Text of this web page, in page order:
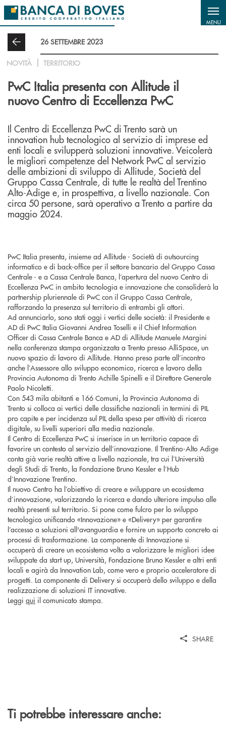
Salta al contenuto principale
MENU
26 SETTEMBRE 2023
NOVITÀ TERRITORIO
PwC Italia presenta con Allitude il
nuovo Centro di Eccellenza PwC
Il Centro di Eccellenza PwC di Trento sarà un
innovation hub tecnologico al servizio di imprese ed
enti locali e svilupperà soluzioni innovative. Veicolerà
le migliori competenze del Network PwC al servizio
delle ambizioni di sviluppo di Allitude, Società del
Gruppo Cassa Centrale, di tutte le realtà del Trentino
Alto-Adige e, in prospettiva, a livello nazionale. Con
circa 50 persone, sarà operativo a Trento a partire da
maggio 2024.
PwC Italia presenta, insieme ad Allitude - Società di outsourcing
informatico e di back-office per il settore bancario del Gruppo Cassa
Centrale - e a Cassa Centrale Banca, l’apertura del nuovo Centro di
Eccellenza PwC in ambito tecnologia e innovazione che consoliderà la
partnership pluriennale di PwC con il Gruppo Cassa Centrale,
rafforzando la presenza sul territorio di entrambi gli attori.
Ad annunciarlo, sono stati oggi i vertici delle società: il Presidente e
AD di PwC Italia Giovanni Andrea Toselli e il Chief Information
Officer di Cassa Centrale Banca e AD di Allitude Manuele Margini
nella conferenza stampa organizzata a Trento presso AlliSpace, un
nuovo spazio di lavoro di Allitude. Hanno preso parte all’incontro
anche l’Assessore allo sviluppo economico, ricerca e lavoro della
Provincia Autonoma di Trento Achille Spinelli e il Direttore Generale
Paolo Nicoletti.
Con 543 mila abitanti e 166 Comuni, la Provincia Autonoma di
Trento si colloca ai vertici delle classifiche nazionali in termini di PIL
pro capite e per incidenza sul PIL della spesa per attività di ricerca
digitale, su livelli superiori alla media nazionale.
Il Centro di Eccellenza PwC si inserisce in un territorio capace di
favorire un contesto al servizio dell’innovazione. Il Trentino-Alto Adige
conta già varie realtà attive a livello nazionale, tra cui l’Università
degli Studi di Trento, la Fondazione Bruno Kessler e l’Hub
d’Innovazione Trentino.
Il nuovo Centro ha l’obiettivo di creare e sviluppare un ecosistema
d’innovazione, valorizzando la ricerca e dando ulteriore impulso alle
realtà presenti sul territorio. Si pone come fulcro per lo sviluppo
tecnologico unificando «Innovazione» e «Delivery» per garantire
l’accesso a soluzioni all'avanguardia e fornire un supporto concreto ai
processi di trasformazione. La componente di Innovazione si
occuperà di creare un ecosistema volto a valorizzare le migliori idee
sviluppate da start up, Università, Fondazione Bruno Kessler e altri enti
locali e agirà da Innovation Lab, come vero e proprio acceleratore di
progetti. La componente di Delivery si occuperà dello sviluppo e della
realizzazione di soluzioni IT innovative.
Leggi qui il comunicato stampa.
SHARE
Ti potrebbe interessare anche: